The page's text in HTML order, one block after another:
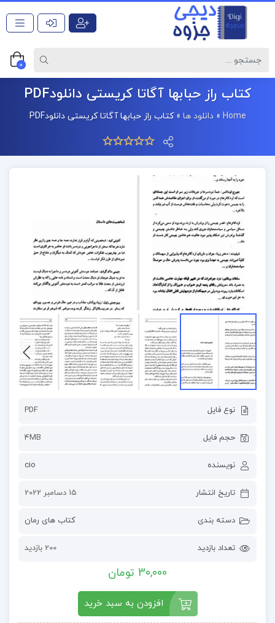
0
کتاب راز حبابها آگاتا کریستی دانلودPDF
Home
»دانلود ها »کتاب راز حبابها آگاتا کریستی دانلودPDF
نوع فایل PDF
حجم فایل 4MB
نویسنده cio
تاریخ انتشار 15 دسامبر 2022
دسته بندی کتاب های رمان
تعداد بازدید 200 بازدید
30,000 تومان
افزودن به سبد خرید